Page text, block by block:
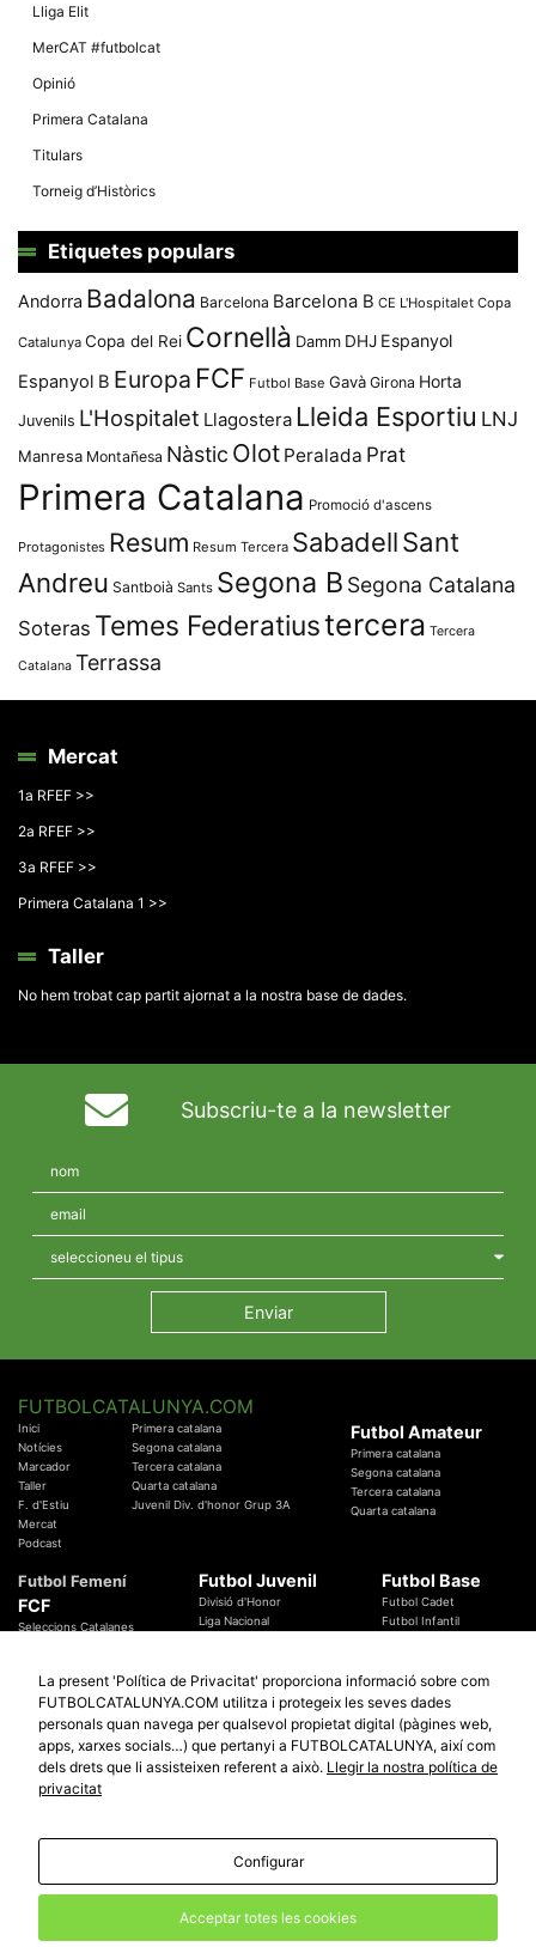
Lliga Elit
MerCAT #futbolcat
Opinió
Primera Catalana
Titulars
Torneig d’Històrics
Etiquetes populars
Andorra Badalona Barcelona Barcelona B CE L'Hospitalet Copa
Catalunya Copa del Rei Cornellà Damm DHJ Espanyol
Espanyol B Europa FCF Futbol Base Gavà Girona Horta
Juvenils L'Hospitalet Llagostera Lleida Esportiu LNJ
Manresa Montañesa Nàstic Olot Peralada Prat
Primera Catalana Promoció d'ascens
Protagonistes Resum Resum Tercera SabadellSant
Andreu Santboià Sants Segona B Segona Catalana
Soteras Temes Federatiustercera Tercera
Catalana Terrassa
Mercat
1a RFEF >>
2a RFEF >>
3a RFEF >>
Primera Catalana 1 >>
Taller
No hem trobat cap partit ajornat a la nostra base de dades.
Subscriu-te a la newsletter
FUTBOLCATALUNYA.COM
Inici
Notícies
Marcador
Taller
F. d'Estiu
Mercat
Podcast
Primera catalana
Segona catalana
Tercera catalana
Quarta catalana
Juvenil Div. d'honor Grup 3A
Futbol Amateur
Primera catalana
Segona catalana
Tercera catalana
Quarta catalana
Futbol Femení
FCF
Seleccions Catalanes
Temes Federatius
Futbol Juvenil
Divisió d'Honor
Liga Nacional
Futbol Base
Futbol Cadet
Futbol Infantil
Futbol Catalunya
Promocions
Sortejos
Participació
Especials
Copa Catalunya Absoluta 2019
Copa del Rei 2019 - 2020
© 2010 - 2026FutbolCatalunya.com
redaccio@futbolcatalunya.com
La present 'Política de Privacitat' proporciona informació sobre com
FUTBOLCATALUNYA.COM utilitza i protegeix les seves dades
personals quan navega per qualsevol propietat digital (pàgines web,
apps, xarxes socials…) que pertanyi a FUTBOLCATALUNYA, així com
dels drets que li assisteixen referent a això. Llegir la nostra política de
privacitat
Configurar
Acceptar totes les cookies